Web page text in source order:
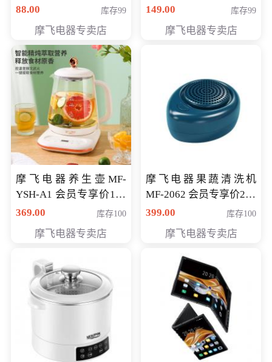
88.00
库存99
摩飞电器专卖店
98元
149.00 库存99
摩飞电器专卖店
摩飞电器养生壶MF-
YSH-A1 会员专享价198
元
369.00 库存100
摩飞电器专卖店
摩飞电器果蔬清洗机
MF-2062 会员专享价268
元
399.00 库存100
摩飞电器专卖店